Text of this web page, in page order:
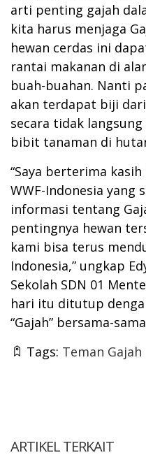
arti penting gajah
kita harus menjaga
hewan cerdas ini
rantai makanan di
buah-buahan. Nanti
akan terdapat biji
secara tidak
bibit tanaman di
“Saya berterima
WWF-Indonesia yang
informasi tentang
pentingnya hewan
kami bisa terus
Indonesia,” ungkap
Sekolah SDN 01
hari itu ditutup
“Gajah” bersama-
Tags: Teman Gajah
ARTIKEL TERKAIT